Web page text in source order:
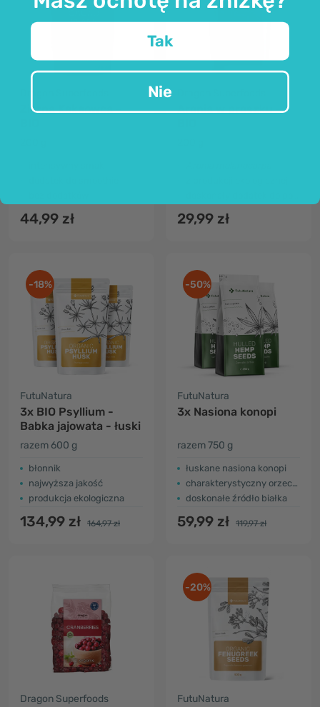
Ziarna Kakaowca -
44,99 zł
Aronia w proszku -
29,99 zł
-18%
FutuNatura
3x BIO Psyllium -
Babka jajowata - łuski
razem 600 g
błonnik
najwyższa jakość
produkcja ekologiczna
134,99 zł 164,97 zł
-50%
FutuNatura
3x Nasiona konopi
razem 750 g
łuskane nasiona konopi
charakterystyczny orzechowy smak
doskonałe źródło białka
59,99 zł 119,97 zł
Dragon Superfoods
-20%
FutuNatura
Tak
Nie